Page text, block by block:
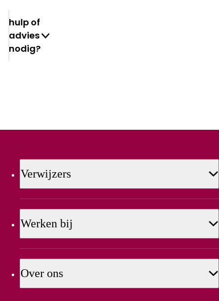
Hulp of
advies
nodig?
Verwijzers
Werken bij
Over ons